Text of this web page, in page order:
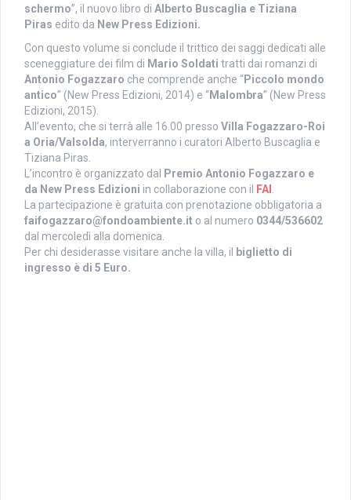
schermo”, il nuovo libro di Alberto Buscaglia e Tiziana
Piras edito da New Press Edizioni.
Con questo volume si conclude il trittico dei saggi dedicati alle
sceneggiature dei film di Mario Soldati tratti dai romanzi di
Antonio Fogazzaro che comprende anche “Piccolo mondo
antico” (New Press Edizioni, 2014) e “Malombra” (New Press
Edizioni, 2015).
All’evento, che si terrà alle 16.00 presso Villa Fogazzaro-Roi
a Oria/Valsolda, interverranno i curatori Alberto Buscaglia e
Tiziana Piras.
L’incontro è organizzato dal
Premio Antonio Fogazzaro e
da New Press Edizioni in collaborazione con il FAI
La partecipazione è gratuita con prenotazione obbligatoria a
faifogazzaro@fondoambiente.it o al numero 0344/536602
dal mercoledì alla domenica.
Per chi desiderasse visitare anche la villa, il
biglietto di
ingresso è di 5 Euro.